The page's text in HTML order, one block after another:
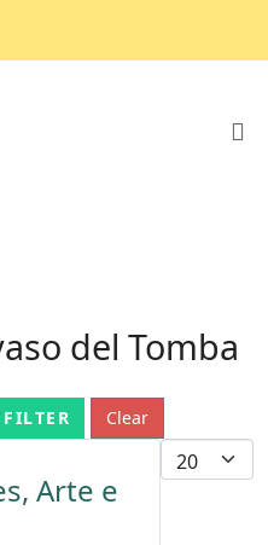
del Tomba
FILTER Clear
Display #
Arte e